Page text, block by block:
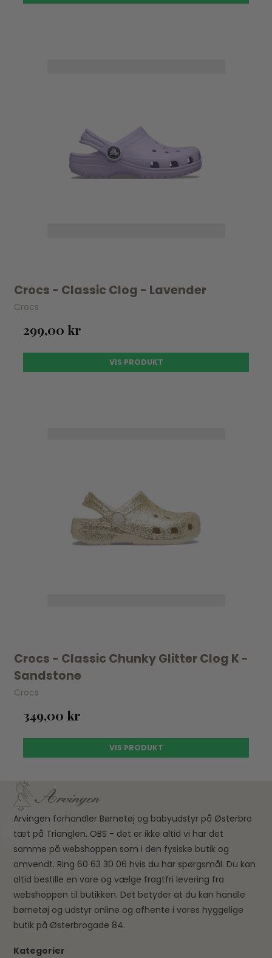
Crocs - Classic Clog - Lavender
Crocs
299,00 kr
VIS PRODUKT
Crocs - Classic Chunky Glitter Clog K -
Sandstone
Crocs
349,00 kr
VIS PRODUKT
Arvingen forhandler Børnetøj og babyudstyr på Østerbro
tæt på Trianglen. OBS - det er ikke altid vi har det
samme på webshoppen som i den fysiske butik og
omvendt. Ring 60 63 30 06 hvis du har spørgsmål. Du kan
altid bestille en vare og vælge fragtfri levering fra
webshoppen til butikken. Det betyder at du kan handle
børnetøj og udstyr online og afhente i vores hyggelige
butik på Østerbrogade 84.
Kategorier